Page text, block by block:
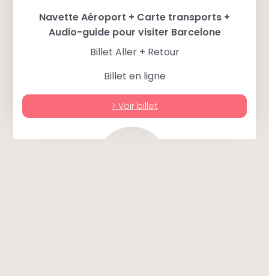
Navette Aéroport + Carte transports +
Audio-guide pour visiter Barcelone
Billet Aller + Retour
Billet en ligne
> Voir billet